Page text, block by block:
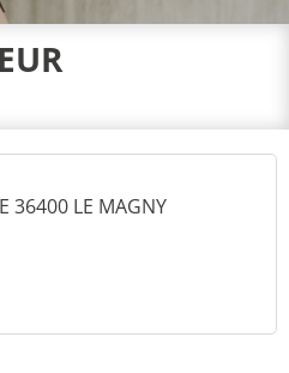
36400 LE MAGNY